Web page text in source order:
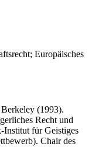
Europäisches
(1993).
Recht und
Institut für Geistiges
Chair des